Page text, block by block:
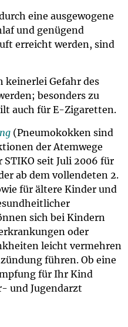
eine ausgewogene
und genügend
erreicht werden, sind
Gefahr des
besonders zu
auch für E-Zigaretten.
(Pneumokokken sind
der Atemwege
seit Juli 2006 für
ab dem vollendeten 2.
für ältere Kinder und
sich bei Kindern
oder
leicht vermehren
führen. Ob eine
für Ihr Kind
und Jugendarzt